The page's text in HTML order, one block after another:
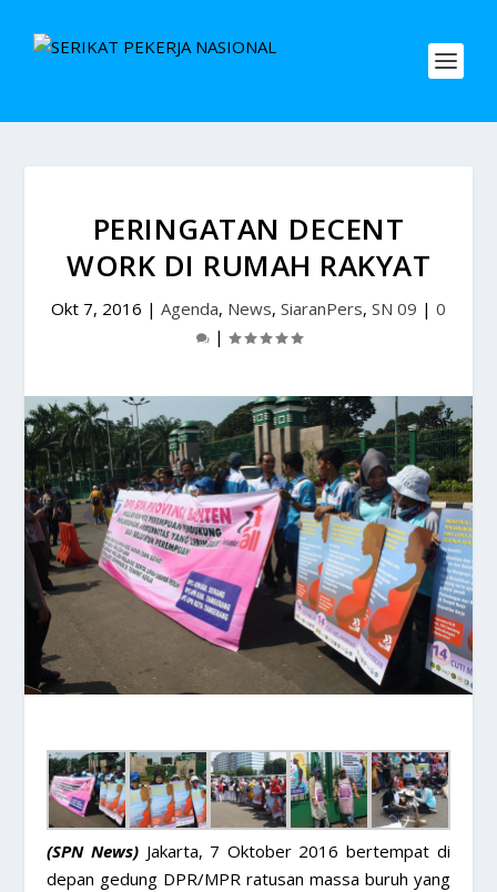
PERINGATAN DECENT
WORK DI RUMAH RAKYAT
Okt 7, 2016 | Agenda, News, SiaranPers, SN 09 | 0
|
(SPN News) Jakarta, 7 Oktober 2016 bertempat di
depan gedung DPR/MPR ratusan massa buruh yang